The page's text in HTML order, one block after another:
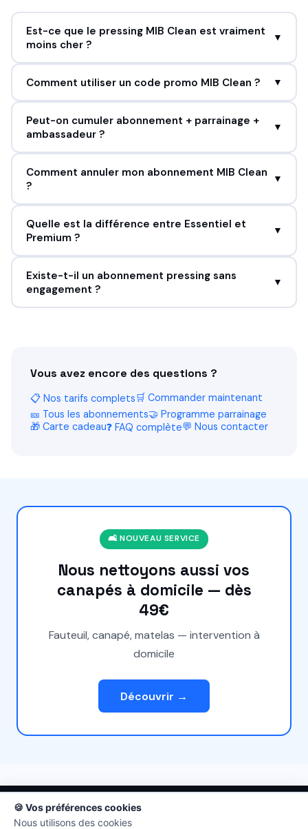
Est-ce que le pressing MIB Clean est vraiment
moins cher ?
▼
Comment utiliser un code promo MIB Clean ? ▼
Peut-on cumuler abonnement + parrainage +
ambassadeur ?
▼
Comment annuler mon abonnement MIB Clean
?
▼
Quelle est la différence entre Essentiel et
Premium ?
▼
Existe-t-il un abonnement pressing sans
engagement ?
▼
Vous avez encore des questions ?
📋 Nos tarifs complets🛒 Commander maintenant
🎫 Tous les abonnements🤝 Programme parrainage
🎁 Carte cadeau❓ FAQ complète💬 Nous contacter
🛋️ NOUVEAU SERVICE
Nous nettoyons aussi vos
canapés à domicile — dès
49€
Fauteuil, canapé, matelas — intervention à
domicile
Découvrir →
MIB Clean — Service de pressing et blanchisserie à domicile •
🍪 Vos préférences cookies
Nous utilisons des cookies